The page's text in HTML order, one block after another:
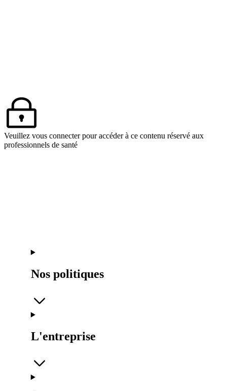
Veuillez vous connecter pour accéder à ce contenu réservé aux
professionnels de santé
Nos politiques
L'entreprise